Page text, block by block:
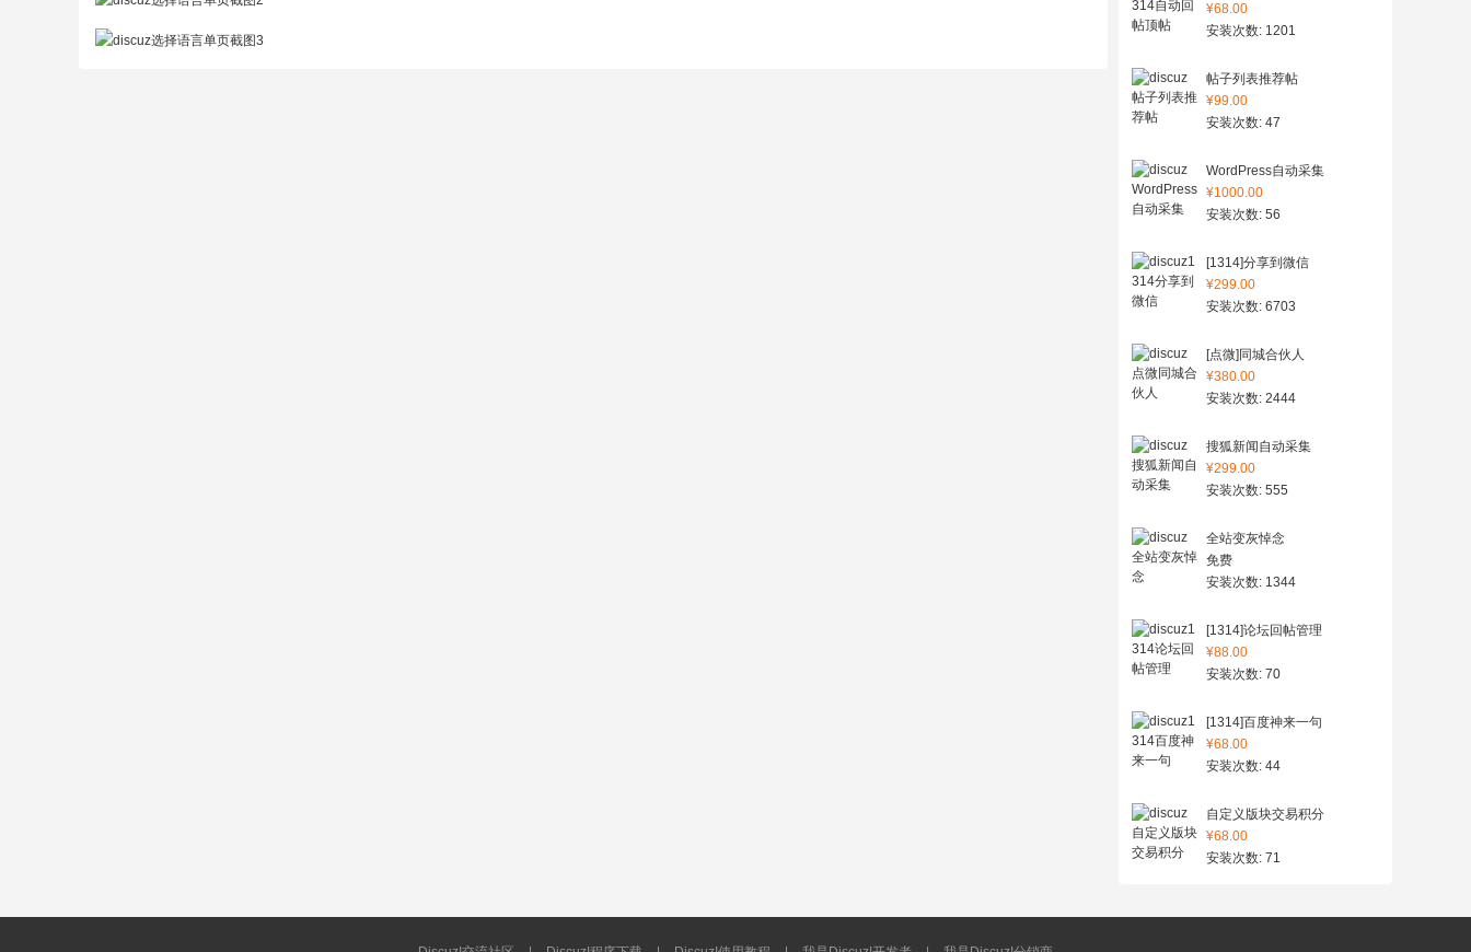
¥68.00
安装次数: 1201
帖子列表推荐帖
¥99.00
安装次数: 47
WordPress自动采集
¥1000.00
安装次数: 56
[1314]分享到微信
¥299.00
安装次数: 6703
[点微]同城合伙人
¥380.00
安装次数: 2444
搜狐新闻自动采集
¥299.00
安装次数: 555
全站变灰悼念
免费
安装次数: 1344
[1314]论坛回帖管理
¥88.00
安装次数: 70
[1314]百度神来一句
¥68.00
安装次数: 44
自定义版块交易积分
¥68.00
安装次数: 71